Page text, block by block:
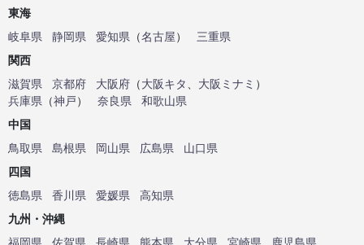
東海
岐阜県
静岡県 愛知県 （名古屋）
三重県
関西
滋賀県
京都府 大阪府 （大阪キタ 大阪ミナミ ）
兵庫県 （神戸） 奈良県
和歌山県
中国
鳥取県
島根県 岡山県 広島県
山口県
四国
徳島県
香川県 愛媛県
高知県
九州・沖縄
福岡県
佐賀県 長崎県 熊本県 大分県 宮崎県 鹿児島県